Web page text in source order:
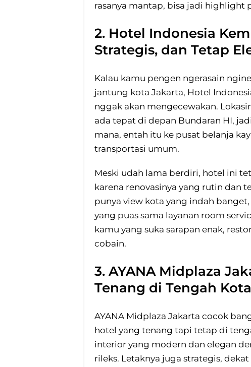
rasanya mantap, bisa jadi highlight
2. Hotel Indonesia
Strategis, dan Tetap
Kalau kamu pengen ngerasain
jantung kota Jakarta, Hotel
nggak akan mengecewakan.
ada tepat di depan Bundaran HI,
mana, entah itu ke pusat belanja
transportasi umum.
Meski udah lama berdiri, hotel ini
karena renovasinya yang rutin dan
punya view kota yang indah
yang puas sama layanan room
kamu yang suka sarapan enak,
cobain.
3. AYANA Midplaza
Tenang di Tengah Kota
AYANA Midplaza Jakarta cocok
hotel yang tenang tapi tetap di
interior yang modern dan elegan
rileks. Letaknya juga strategis,